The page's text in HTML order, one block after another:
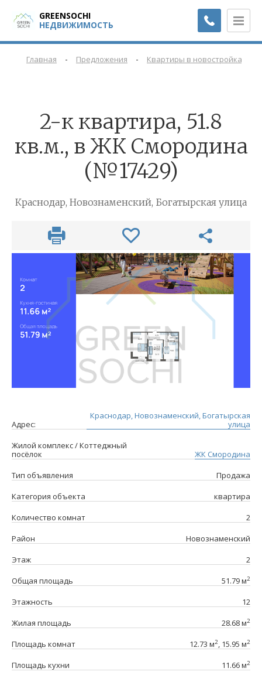
GREENSOCHI
НЕДВИЖИМОСТЬ
Главная - Предложения - Квартиры в новостройках
2-к квартира, 51.8
кв.м., в ЖК Смородина
(№17429)
Краснодар, Новознаменский, Богатырская улица
Адрес:
Краснодар, Новознаменский, Богатырская
улица
Жилой комплекс / Коттеджный
посёлок
ЖК Смородина
Тип объявления
Продажа
Категория объекта
квартира
Количество комнат
2
Район
Новознаменский
Этаж
2
Общая площадь
51.79 м2
Этажность
12
Жилая площадь
28.68 м2
Площадь комнат 12.73 м2, 15.95 м2
Площадь кухни 11.66 м2